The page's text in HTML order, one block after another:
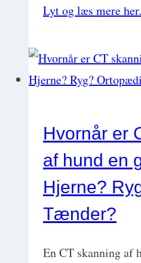
Lyt og læs mere
Hvornår er
af hund en
Hjerne?
Tænder?
En CT skanning af